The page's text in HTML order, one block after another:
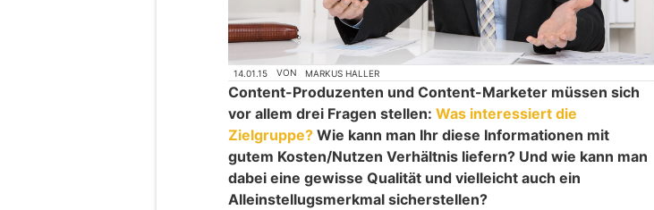
14.01.15 VON MARKUS HALLER
Content-Produzenten und Content-Marketer müssen sich
vor allem drei Fragen stellen: Was interessiert die
Zielgruppe? Wie kann man Ihr diese Informationen mit
gutem Kosten/Nutzen Verhältnis liefern? Und wie kann man
dabei eine gewisse Qualität und vielleicht auch ein
Alleinstellugsmerkmal sicherstellen?